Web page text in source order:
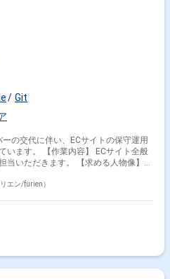
Git
の交代に伴い、ECサイトの保守運用
ECサイト全般
す。 【求める人物像】
存エン/furien）